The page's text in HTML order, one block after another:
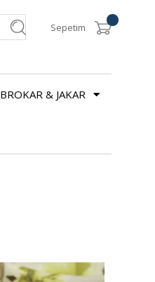
Sepetim
BROKAR & JAKAR